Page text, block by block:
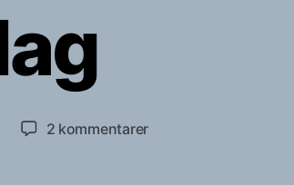
2 kommentarertill